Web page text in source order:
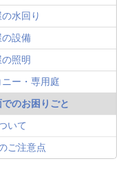
水回り
の設備
照明
ー・専用庭
のお困りごと
いて
ご注意点